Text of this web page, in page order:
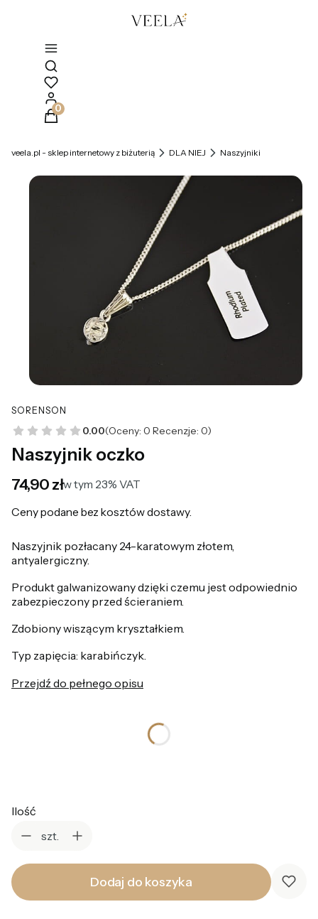
Otwórz wyszukiwarkę
Produkty w koszyku: 0. Zobacz szczegóły
veela.pl - sklep internetowy z biżuterią DLA NIEJ Naszyjniki
SORENSON
0.00(Oceny: 0 Recenzje: 0)
Naszyjnik oczko
Cena
74,90 złw tym 23% VAT
w tym 23% VAT
Ceny podane bez kosztów dostawy.
Naszyjnik pozłacany 24-karatowym złotem,
antyalergiczny.
Produkt galwanizowany dzięki czemu jest odpowiednio
zabezpieczony przed ścieraniem.
Zdobiony wiszącym kryształkiem.
Typ zapięcia: karabińczyk.
Przejdź do pełnego opisu
Ilość
szt.
Dodaj do koszyka